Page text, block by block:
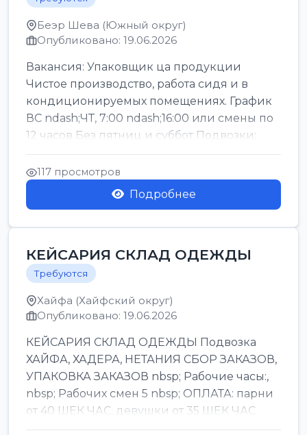
Беэр Шева (Южный округ)
Опубликовано: 19.06.2026
Вакансия: Упаковщик ца продукции
Чистое производство, работа сидя и в
кондиционируемых помещениях. График
ВС ndash;ЧТ, 7:00 ndash;16:00 или смены по
12 часов Без пятниц и суббот Подвозки:
Офаким, Нети...
117 просмотров
Подробнее
КЕЙСАРИЯ СКЛАД ОДЕЖДЫ
Требуются
Хайфа (Хайфский округ)
Опубликовано: 19.06.2026
КЕЙСАРИЯ СКЛАД ОДЕЖДЫ Подвозка
ХАЙФА, ХАДЕРА, НЕТАНИЯ СБОР ЗАКАЗОВ,
УПАКОВКА ЗАКАЗОВ nbsp; Рабочие часы:,
nbsp; Рабочих смен 5 nbsp; ОПЛАТА: парни
от 40 ШЕК ЧАС, девушки от 35 ШЕК ЧАС
БОНУСЫ 1500 ШЕК ...